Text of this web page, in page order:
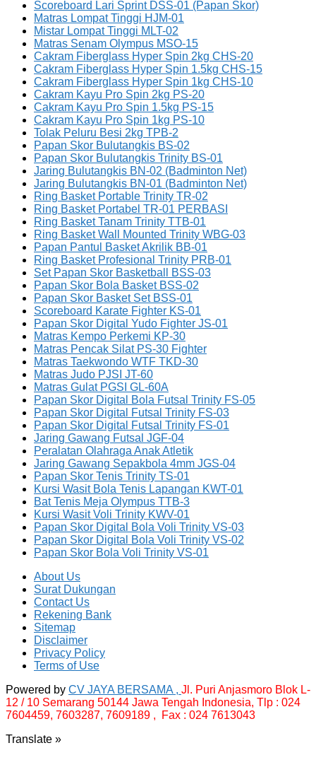
Scoreboard Lari Sprint DSS-01 (Papan Skor)
Matras Lompat Tinggi HJM-01
Mistar Lompat Tinggi MLT-02
Matras Senam Olympus MSO-15
Cakram Fiberglass Hyper Spin 2kg CHS-20
Cakram Fiberglass Hyper Spin 1.5kg CHS-15
Cakram Fiberglass Hyper Spin 1kg CHS-10
Cakram Kayu Pro Spin 2kg PS-20
Cakram Kayu Pro Spin 1.5kg PS-15
Cakram Kayu Pro Spin 1kg PS-10
Tolak Peluru Besi 2kg TPB-2
Papan Skor Bulutangkis BS-02
Papan Skor Bulutangkis Trinity BS-01
Jaring Bulutangkis BN-02 (Badminton Net)
Jaring Bulutangkis BN-01 (Badminton Net)
Ring Basket Portable Trinity TR-02
Ring Basket Portabel TR-01 PERBASI
Ring Basket Tanam Trinity TTB-01
Ring Basket Wall Mounted Trinity WBG-03
Papan Pantul Basket Akrilik BB-01
Ring Basket Profesional Trinity PRB-01
Set Papan Skor Basketball BSS-03
Papan Skor Bola Basket BSS-02
Papan Skor Basket Set BSS-01
Scoreboard Karate Fighter KS-01
Papan Skor Digital Yudo Fighter JS-01
Matras Kempo Perkemi KP-30
Matras Pencak Silat PS-30 Fighter
Matras Taekwondo WTF TKD-30
Matras Judo PJSI JT-60
Matras Gulat PGSI GL-60A
Papan Skor Digital Bola Futsal Trinity FS-05
Papan Skor Digital Futsal Trinity FS-03
Papan Skor Digital Futsal Trinity FS-01
Jaring Gawang Futsal JGF-04
Peralatan Olahraga Anak Atletik
Jaring Gawang Sepakbola 4mm JGS-04
Papan Skor Tenis Trinity TS-01
Kursi Wasit Bola Tenis Lapangan KWT-01
Bat Tenis Meja Olympus TTB-3
Kursi Wasit Voli Trinity KWV-01
Papan Skor Digital Bola Voli Trinity VS-03
Papan Skor Digital Bola Voli Trinity VS-02
Papan Skor Bola Voli Trinity VS-01
About Us
Surat Dukungan
Contact Us
Rekening Bank
Sitemap
Disclaimer
Privacy Policy
Terms of Use
Powered by CV JAYA BERSAMA , Jl. Puri Anjasmoro Blok L-
12 / 10 Semarang 50144 Jawa Tengah Indonesia, Tlp : 024
7604459, 7603287, 7609189 , Fax : 024 7613043
Translate »